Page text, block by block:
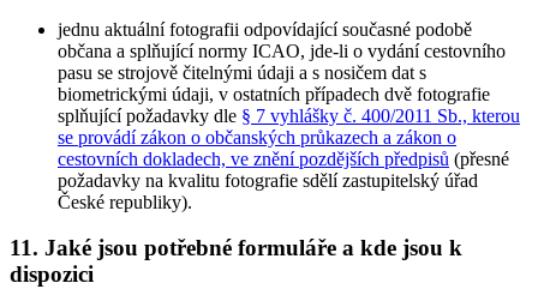
jednu aktuální fotografii odpovídající současné podobě
občana a splňující normy ICAO, jde-li o vydání cestovního
pasu se strojově čitelnými údaji a s nosičem dat s
biometrickými údaji, v ostatních případech dvě fotografie
splňující požadavky dle § 7 vyhlášky č. 400/2011 Sb., kterou
se provádí zákon o občanských průkazech a zákon o
cestovních dokladech, ve znění pozdějších předpisů (přesné
požadavky na kvalitu fotografie sdělí zastupitelský úřad
České republiky).
11. Jaké jsou potřebné formuláře a kde jsou k
dispozici